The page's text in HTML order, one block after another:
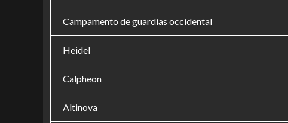
Campamento de guardias occidental
Heidel
Calpheon
Altinova